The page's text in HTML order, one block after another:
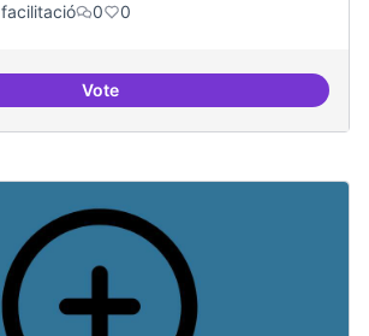
0 0
VoteIncubadora d'ILPs